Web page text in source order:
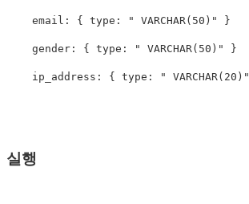
email : { type : " VARCHAR(50)" }
gender : { type : " VARCHAR(50)" }
ip_address : { type : " VARCHAR(20)"
실행